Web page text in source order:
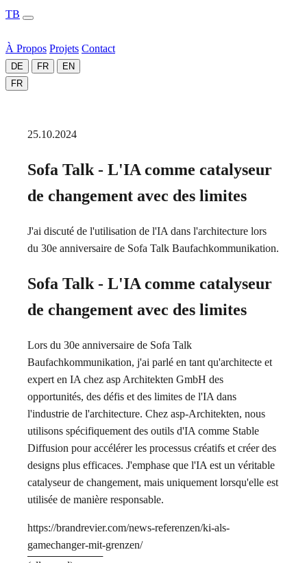
TB
À Propos Projets Contact
DE FR
EN
FR
25.10.2024
Sofa Talk - L'IA comme catalyseur
de changement avec des limites
J'ai discuté de l'utilisation de l'IA dans l'architecture lors
du 30e anniversaire de Sofa Talk Baufachkommunikation.
Sofa Talk - L'IA comme catalyseur
de changement avec des limites
Lors du 30e anniversaire de Sofa Talk
Baufachkommunikation, j'ai parlé en tant qu'architecte et
expert en IA chez asp Architekten GmbH des
opportunités, des défis et des limites de l'IA dans
l'industrie de l'architecture. Chez asp-Architekten, nous
utilisons spécifiquement des outils d'IA comme Stable
Diffusion pour accélérer les processus créatifs et créer des
designs plus efficaces. J'emphase que l'IA est un véritable
catalyseur de changement, mais uniquement lorsqu'elle est
utilisée de manière responsable.
https://brandrevier.com/news-referenzen/ki-als-
gamechanger-mit-grenzen/